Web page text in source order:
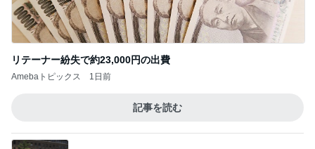
リテーナー紛失で約23,000円の出費
Amebaトピックス 1日前
記事を読む